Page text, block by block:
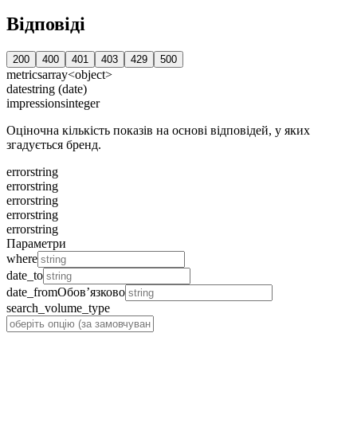
Відповіді
200 400 401 403 429 500
metricsarray<object>
datestring (date)
impressionsinteger
Оціночна кількість показів на основі відповідей, у яких
згадується бренд.
errorstring
errorstring
errorstring
errorstring
errorstring
Параметри
where
date_to
date_fromОбов’язково
search_volume_type